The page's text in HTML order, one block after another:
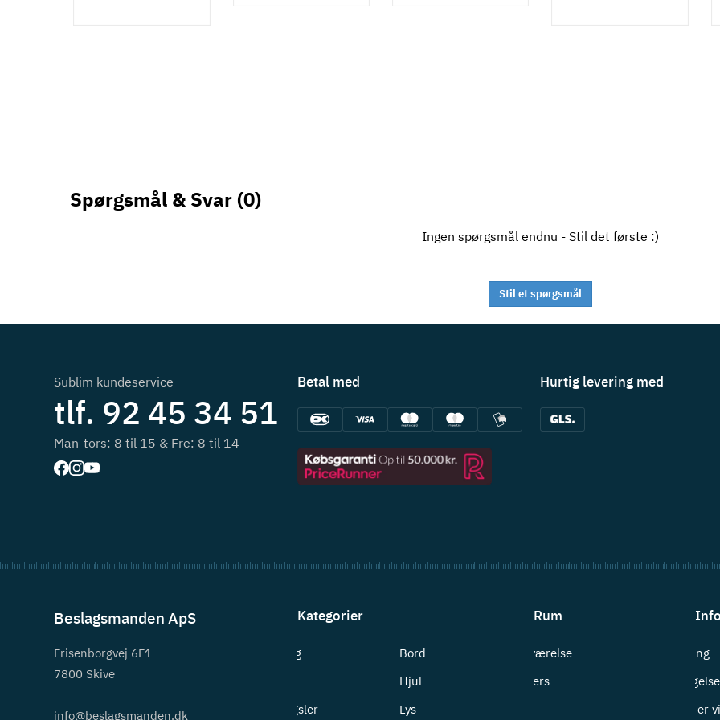
Spørgsmål & Svar(0)
Ingen spørgsmål endnu - Stil det første :)
Stil et spørgsmål
Sublim kundeservice
tlf. 92 45 34 51
Man-tors: 8 til 15 & Fre: 8 til 14
Betal med Hurtig levering med
Beslagsmanden ApS
Frisenborgvej 6F1
7800 Skive
info@beslagsmanden.dk
Kategorier
Beslag
Bord
Hjul
Hængsler
Lys
Rum
Badeværelse
Bryggers
Levering
Hvem er